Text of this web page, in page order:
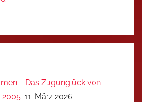
– Das Zugunglück von
2005 11. März 2026